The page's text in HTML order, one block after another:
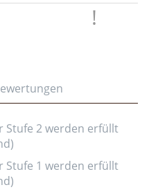
Stufe 2 werden erfüllt
Stufe 1 werden erfüllt